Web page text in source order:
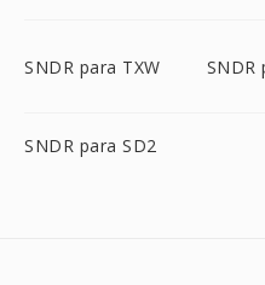
SNDR para TXW SNDR
SNDR para SD2